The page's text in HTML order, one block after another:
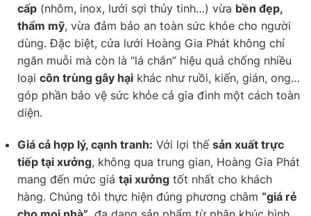
cấp (nhôm, inox, lưới sợi thủy tinh…) vừa bền đẹp,
thẩm mỹ, vừa đảm bảo an toàn sức khỏe cho người
dùng. Đặc biệt, cửa lưới Hoàng Gia Phát không chỉ
ngăn muỗi mà còn là “lá chắn” hiệu quả chống nhiều
loại côn trùng gây hại khác như ruồi, kiến, gián, ong…
góp phần bảo vệ sức khỏe cả gia đình một cách toàn
diện.
Giá cả hợp lý, cạnh tranh: Với lợi thế sản xuất trực
tiếp tại xưởng, không qua trung gian, Hoàng Gia Phát
mang đến mức giá tại xưởng tốt nhất cho khách
hàng. Chúng tôi thực hiện đúng phương châm “giá rẻ